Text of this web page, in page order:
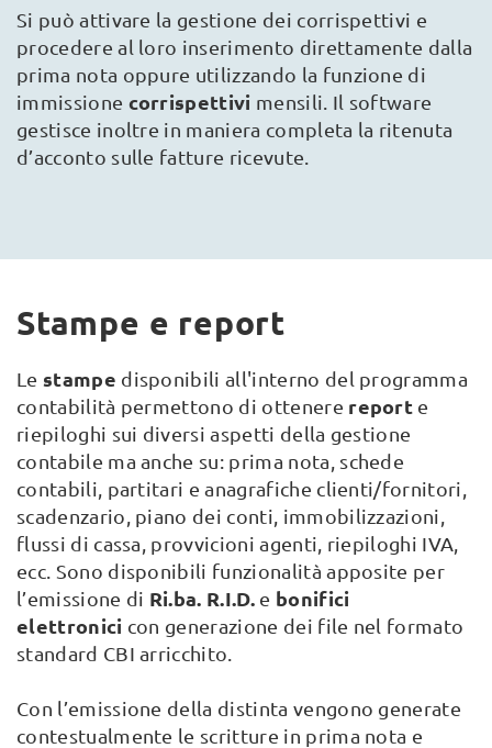
Si può attivare la gestione dei corrispettivi e
procedere al loro inserimento direttamente dalla
prima nota oppure utilizzando la funzione di
immissione corrispettivi mensili. Il software
gestisce inoltre in maniera completa la ritenuta
d’acconto sulle fatture ricevute.
Stampe e report
Le stampe disponibili all'interno del programma
contabilità permettono di ottenere report e
riepiloghi sui diversi aspetti della gestione
contabile ma anche su: prima nota, schede
contabili, partitari e anagrafiche clienti/fornitori,
scadenzario, piano dei conti, immobilizzazioni,
flussi di cassa, provvicioni agenti, riepiloghi IVA,
ecc. Sono disponibili funzionalità apposite per
l’emissione di Ri.ba. R.I.D.e bonifici
elettronici con generazione dei file nel formato
standard CBI arricchito.
Con l’emissione della distinta vengono generate
contestualmente le scritture in prima nota e